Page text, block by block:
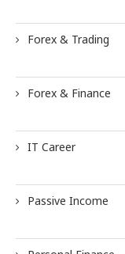
Forex & Trading
Forex & Finance
IT Career
Passive Income